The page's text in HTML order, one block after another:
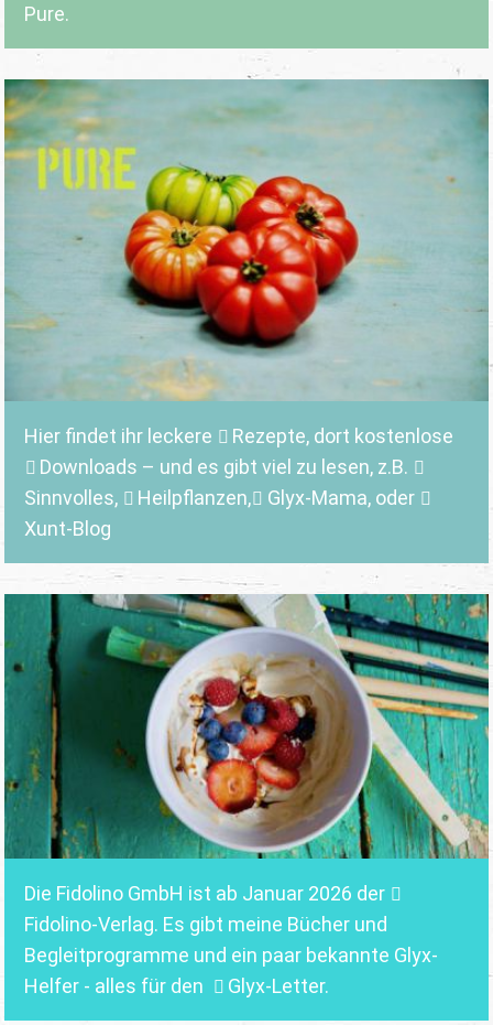
Pure.
Hier findet ihr leckere Rezepte, dort kostenlose
Downloads – und es gibt viel zu lesen, z.B.
Sinnvolles, Heilpflanzen, Glyx-Mama,oder
Xunt-Blog
Die Fidolino GmbH ist ab Januar 2026 der
Fidolino-Verlag. Es gibt meine Bücher und
Begleitprogramme und ein paar bekannte Glyx-
Helfer - alles für den
Glyx-Letter.